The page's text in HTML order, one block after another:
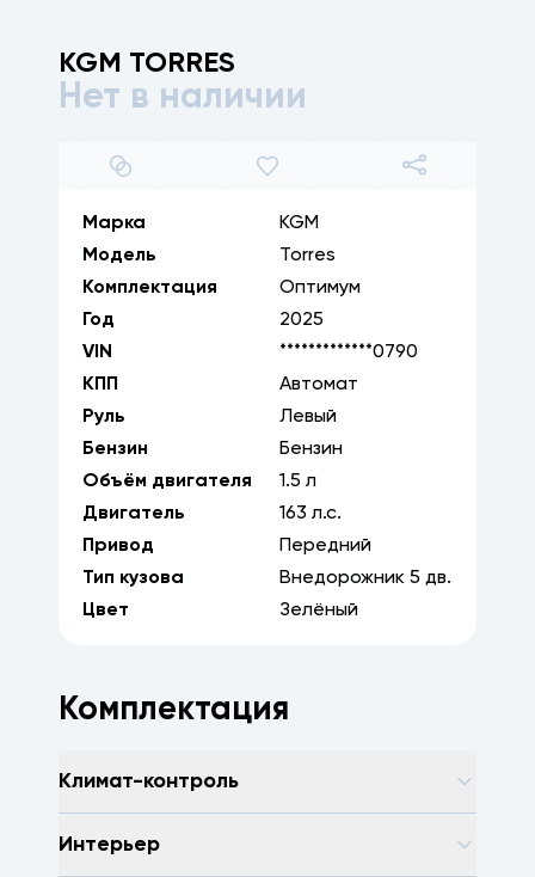
KGM TORRES
Нет в наличии
1/ 30
Марка
KGM
Модель
Torres
Комплектация
Оптимум
Год
2025
VIN
*************0790
КПП
Автомат
Руль
Левый
Бензин
Бензин
Объём двигателя
1.5 л
Двигатель
163 л.с.
Привод
Передний
Тип кузова
Внедорожник 5 дв.
Цвет
Зелёный
Комплектация
Климат-контроль
Интерьер